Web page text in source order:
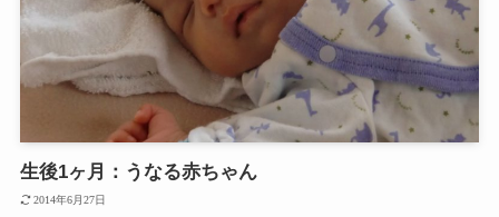
生後1ヶ月：うなる赤ちゃん
2014年6月27日